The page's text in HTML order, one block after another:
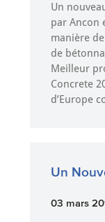
Un
par Ancon
manière
de
Meilleur
Concrete
d’Europe
Un
03 mars